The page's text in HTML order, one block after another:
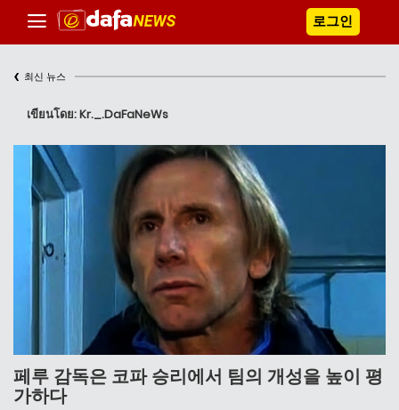
로그인
‹ 최신 뉴스
เขียนโดย: Kr._.DaFaNeWs
페루 감독은 코파 승리에서 팀의 개성을 높이 평
가하다